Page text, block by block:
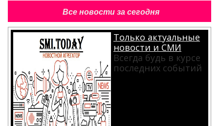
Все новости за сегодня
Только актуальные
новости и СМИ
Всегда будь в курсе
последних событий